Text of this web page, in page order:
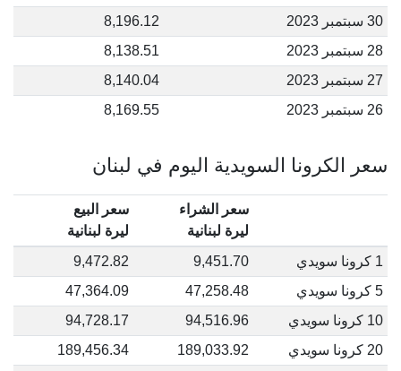
30 سبتمبر 2023
8,196.12
28 سبتمبر 2023
8,138.51
27 سبتمبر 2023
8,140.04
26 سبتمبر 2023
8,169.55
سعر الكرونا السويدية اليوم في لبنان
سعر الشراء
ليرة لبنانية
سعر البيع
ليرة لبنانية
1 كرونا سويدي
9,451.70
9,472.82
5 كرونا سويدي
47,258.48
47,364.09
10 كرونا سويدي
94,516.96
94,728.17
20 كرونا سويدي
189,033.92
189,456.34